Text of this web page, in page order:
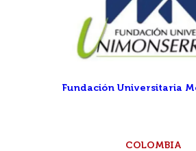
Fundación Universitaria
COLOMBIA